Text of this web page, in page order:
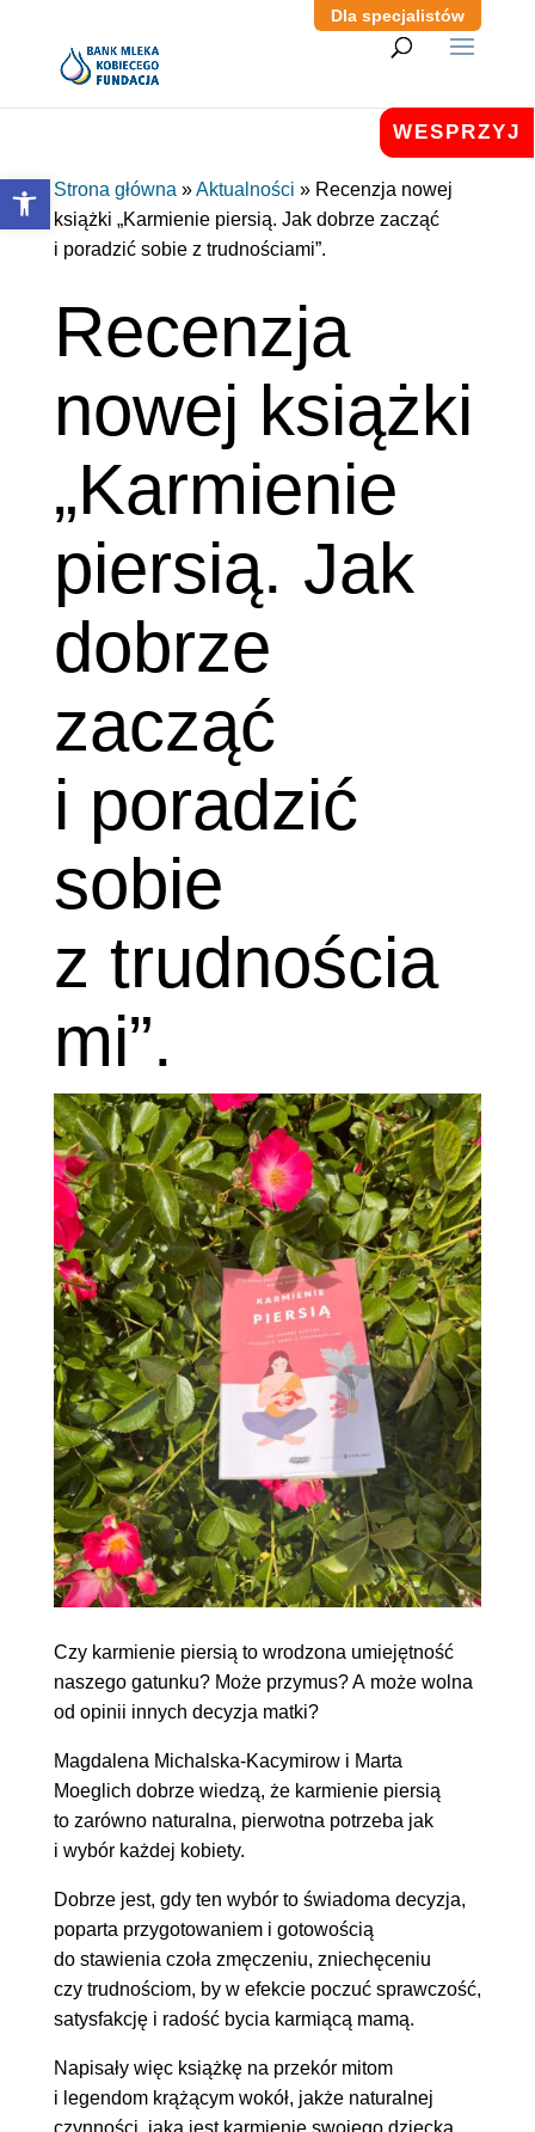
Otwórz pasek narzędzi
Dla specjalistów
WESPRZYJ
Strona główna »Aktualności » Recenzja nowej
książki „Karmienie piersią. Jak dobrze zacząć
i poradzić sobie z trudnościami”.
Recenzja
nowej książki
„Karmienie
piersią. Jak
dobrze
zacząć
i poradzić
sobie
z trudnościa
mi”.
Czy karmienie piersią to wrodzona umiejętność
naszego gatunku? Może przymus? A może wolna
od opinii innych decyzja matki?
Magdalena Michalska-Kacymirow i Marta
Moeglich dobrze wiedzą, że karmienie piersią
to zarówno naturalna, pierwotna potrzeba jak
i wybór każdej kobiety.
Dobrze jest, gdy ten wybór to świadoma decyzja,
poparta przygotowaniem i gotowością
do stawienia czoła zmęczeniu, zniechęceniu
czy trudnościom, by w efekcie poczuć sprawczość,
satysfakcję i radość bycia karmiącą mamą.
Napisały więc książkę na przekór mitom
i legendom krążącym wokół, jakże naturalnej
czynności, jaką jest karmienie swojego dziecka.